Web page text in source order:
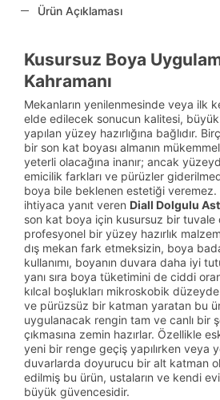
Ürün Açıklaması
Kusursuz Boya
Kahramanı
Mekanların yenilenmesinde veya ilk
elde edilecek sonucun kalitesi,
yapılan yüzey hazırlığına bağlıdır.
bir son kat boyası almanın
yeterli olacağına inanır; ancak
emicilik farkları ve pürüzler
boya bile beklenen estetiği
ihtiyaca yanıt veren Diall Dolgulu
son kat boya için kusursuz bir tuvale
profesyonel bir yüzey hazırlık
dış mekan fark etmeksizin, boya
kullanımı, boyanın duvara daha iyi
yanı sıra boya tüketimini de ciddi
kılcal boşlukları mikroskobik
ve pürüzsüz bir katman yaratan bu
uygulanacak rengin tam ve canlı bir
çıkmasına zemin hazırlar. Özellikle
yeni bir renge geçiş yapılırken veya
duvarlarda doyurucu bir alt katman
edilmiş bu ürün, ustaların ve kendi
büyük güvencesidir.